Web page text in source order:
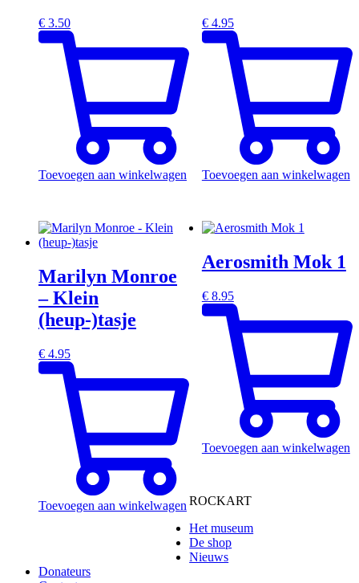
€ 3.50
Toevoegen aan winkelwagen
€4.95
Toevoegen aan winkelwagen
Marilyn Monroe
– Klein
(heup-)tasje
€ 4.95
Toevoegen aan winkelwagen
Aerosmith Mok 1
€8.95
Toevoegen aan winkelwagen
ROCKART
Het museum
De shop
Nieuws
Donateurs